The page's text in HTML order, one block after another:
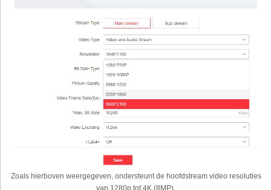
Zoals hierboven weergegeven, ondersteunt de hoofdstream video resoluties
van 1280p tot 4K (8MP).